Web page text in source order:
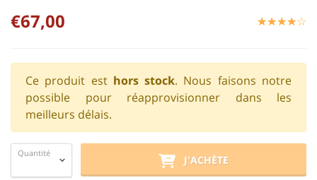
€67,00
☆☆☆☆☆
★★★★★
Ce produit est hors stock. Nous faisons notre
possible pour réapprovisionner dans les
meilleurs délais.
Quantité
J'ACHÈTE